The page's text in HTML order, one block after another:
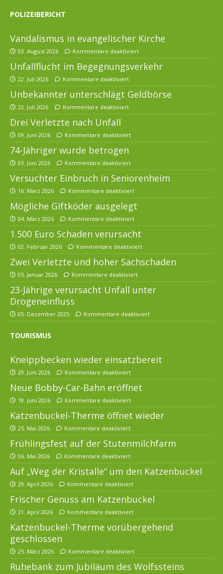
POLIZEIBERICHT
Vandalismus in evangelischer Kirche
03. August 2026 Kommentare deaktiviert
Unfallflucht im Begegnungsverkehr
22. Juli 2026 Kommentare deaktiviert
Unbekannter unterschlägt Geldbörse
22. Juli 2026 Kommentare deaktiviert
Drei Verletzte nach Unfall
09. Juni 2026 Kommentare deaktiviert
74-Jähriger wurde betrogen
03. Juni 2026 Kommentare deaktiviert
Versuchter Einbruch in Seniorenheim
16. März 2026 Kommentare deaktiviert
Mögliche Giftköder ausgelegt
04. März 2026 Kommentare deaktiviert
1.500 Euro Schaden verursacht
02. Februar 2026 Kommentare deaktiviert
Zwei Verletzte und hoher Sachschaden
05. Januar 2026 Kommentare deaktiviert
23-Jährige verursacht Unfall unter
Drogeneinfluss
05. Dezember 2025 Kommentare deaktiviert
TOURISMUS
Kneippbecken wieder einsatzbereit
29. Juni 2026 Kommentare deaktiviert
Neue Bobby-Car-Bahn eröffnet
18. Juni 2026 Kommentare deaktiviert
Katzenbuckel-Therme öffnet wieder
25. Mai 2026 Kommentare deaktiviert
Frühlingsfest auf der Stutenmilchfarm
06. Mai 2026 Kommentare deaktiviert
Auf „Weg der Kristalle“ um den Katzenbuckel
29. April 2026 Kommentare deaktiviert
Frischer Genuss am Katzenbuckel
21. April 2026 Kommentare deaktiviert
Katzenbuckel-Therme vorübergehend
geschlossen
25. März 2026 Kommentare deaktiviert
Ruhebank zum Jubiläum des Wolfssteins